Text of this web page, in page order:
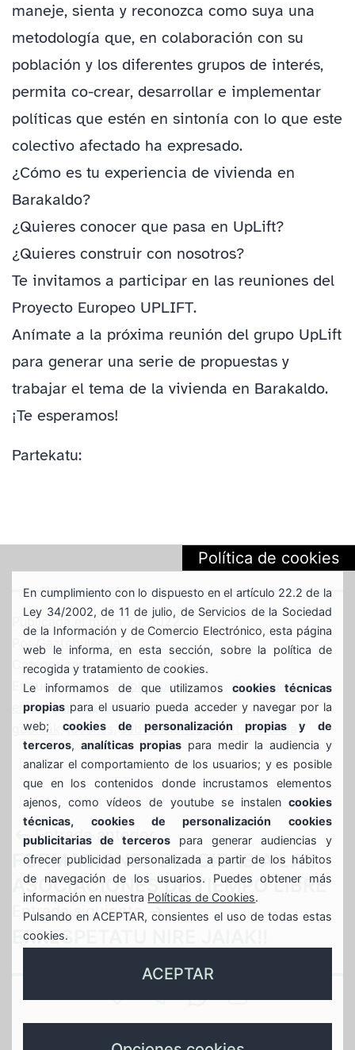
maneje, sienta y reconozca como suya una
metodología que, en colaboración con su
población y los diferentes grupos de interés,
permita co-crear, desarrollar e implementar
políticas que estén en sintonía con lo que este
colectivo afectado ha expresado.
¿Cómo es tu experiencia de vivienda en
Barakaldo?
¿Quieres conocer que pasa en UpLift?
¿Quieres construir con nosotros?
Te invitamos a participar en las reuniones del
Proyecto Europeo UPLIFT.
Anímate a la próxima reunión del grupo UpLift
para generar una serie de propuestas y
trabajar el tema de la vivienda en Barakaldo.
¡Te esperamos!
Partekatu:
Publicada el
mayo 24, 2022
Gaztebulegoa
Categorizado comoBarakaldo
Etiquetado comoalokairua,alquiler dirulaguntzak,
emancipación ,emantzipazioa ,etxebizitza,europa,
gazteak
,jóvenes ,subvenciones,uplift ,vivienda
Navegación
de
entradas
Entrada anterior
FORMACIONES DIRIGIDAS A LAS
ASOCIACIONES DE TIEMPO LIBRE
Entrada siguiente
ERRESPETATU NIRE JAIAK!!
Política de cookies
En cumplimiento con lo dispuesto en el artículo 22.2 de la
Ley 34/2002, de 11 de julio, de Servicios de la Sociedad
de la Información y de Comercio Electrónico, esta página
web le informa, en esta sección, sobre la política de
recogida y tratamiento de cookies.
Le informamos de que utilizamoscookies técnicas
propias para el usuario pueda acceder y navegar por la
web; cookies de personalización propias y de
terceros,analíticas propias para medir la audiencia y
analizar el comportamiento de los usuarios; y es posible
que en los contenidos donde incrustamos elementos
ajenos, como vídeos de youtube se instalen cookies
técnicas, cookies de personalización cookies
publicitarias de terceros para generar audiencias y
ofrecer publicidad personalizada a partir de los hábitos
de navegación de los usuarios. Puedes obtener más
información en nuestra Políticas de Cookies.
Pulsando en ACEPTAR, consientes el uso de todas estas
cookies.
ACEPTAR